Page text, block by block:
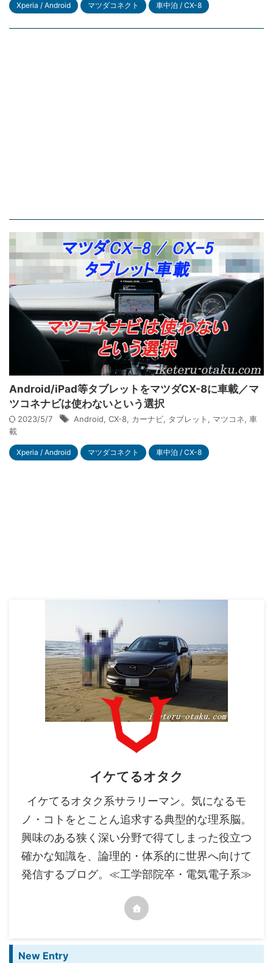
Xperia / Android マツダコネクト 車中泊 / CX-8
Android/iPad等タブレットをマツダCX-8に車載／マ
ツコネナビは使わないという選択
2023/5/7 Android, CX-8, カーナビ, タブレット , マツコネ, 車
載
Xperia / Android マツダコネクト 車中泊 / CX-8
イケてるオタク
イケてるオタク系サラリーマン。気になるモ
ノ・コトをとことん追求する典型的な理系脳。
興味のある狭く深い分野で得てしまった役立つ
確かな知識を、論理的・体系的に世界へ向けて
発信するブログ。≪工学部院卒・電気電子系≫
New Entry